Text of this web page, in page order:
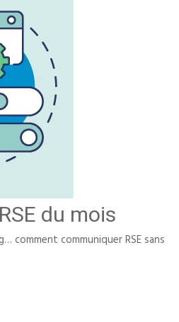
du mois
comment communiquer RSE sans